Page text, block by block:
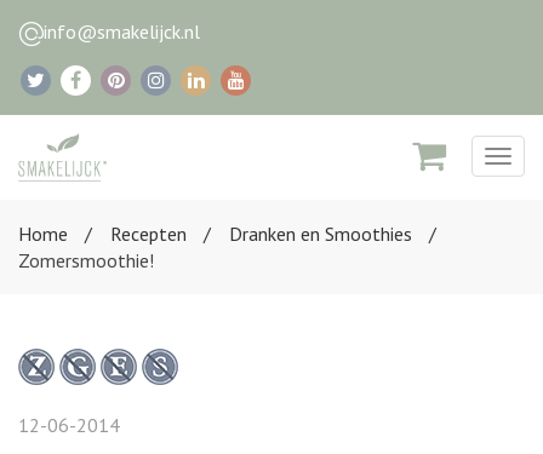
info@smakelijck.nl
Home
Recepten
Dranken en Smoothies
Zomersmoothie!
12-06-2014